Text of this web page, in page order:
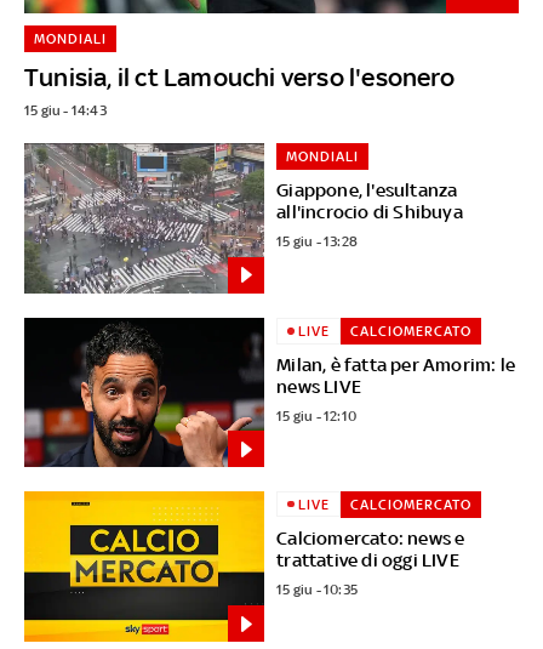
Tunisia, il ct Lamouchi verso l'esonero
MONDIALI
15 giu - 14:43
Giappone, l'esultanza
all'incrocio di Shibuya
MONDIALI
15 giu - 13:28
Milan, è fatta per Amorim: le
news LIVE
LIVE CALCIOMERCATO
15 giu - 12:10
Calciomercato: news e
trattative di oggi LIVE
LIVE CALCIOMERCATO
15 giu - 10:35